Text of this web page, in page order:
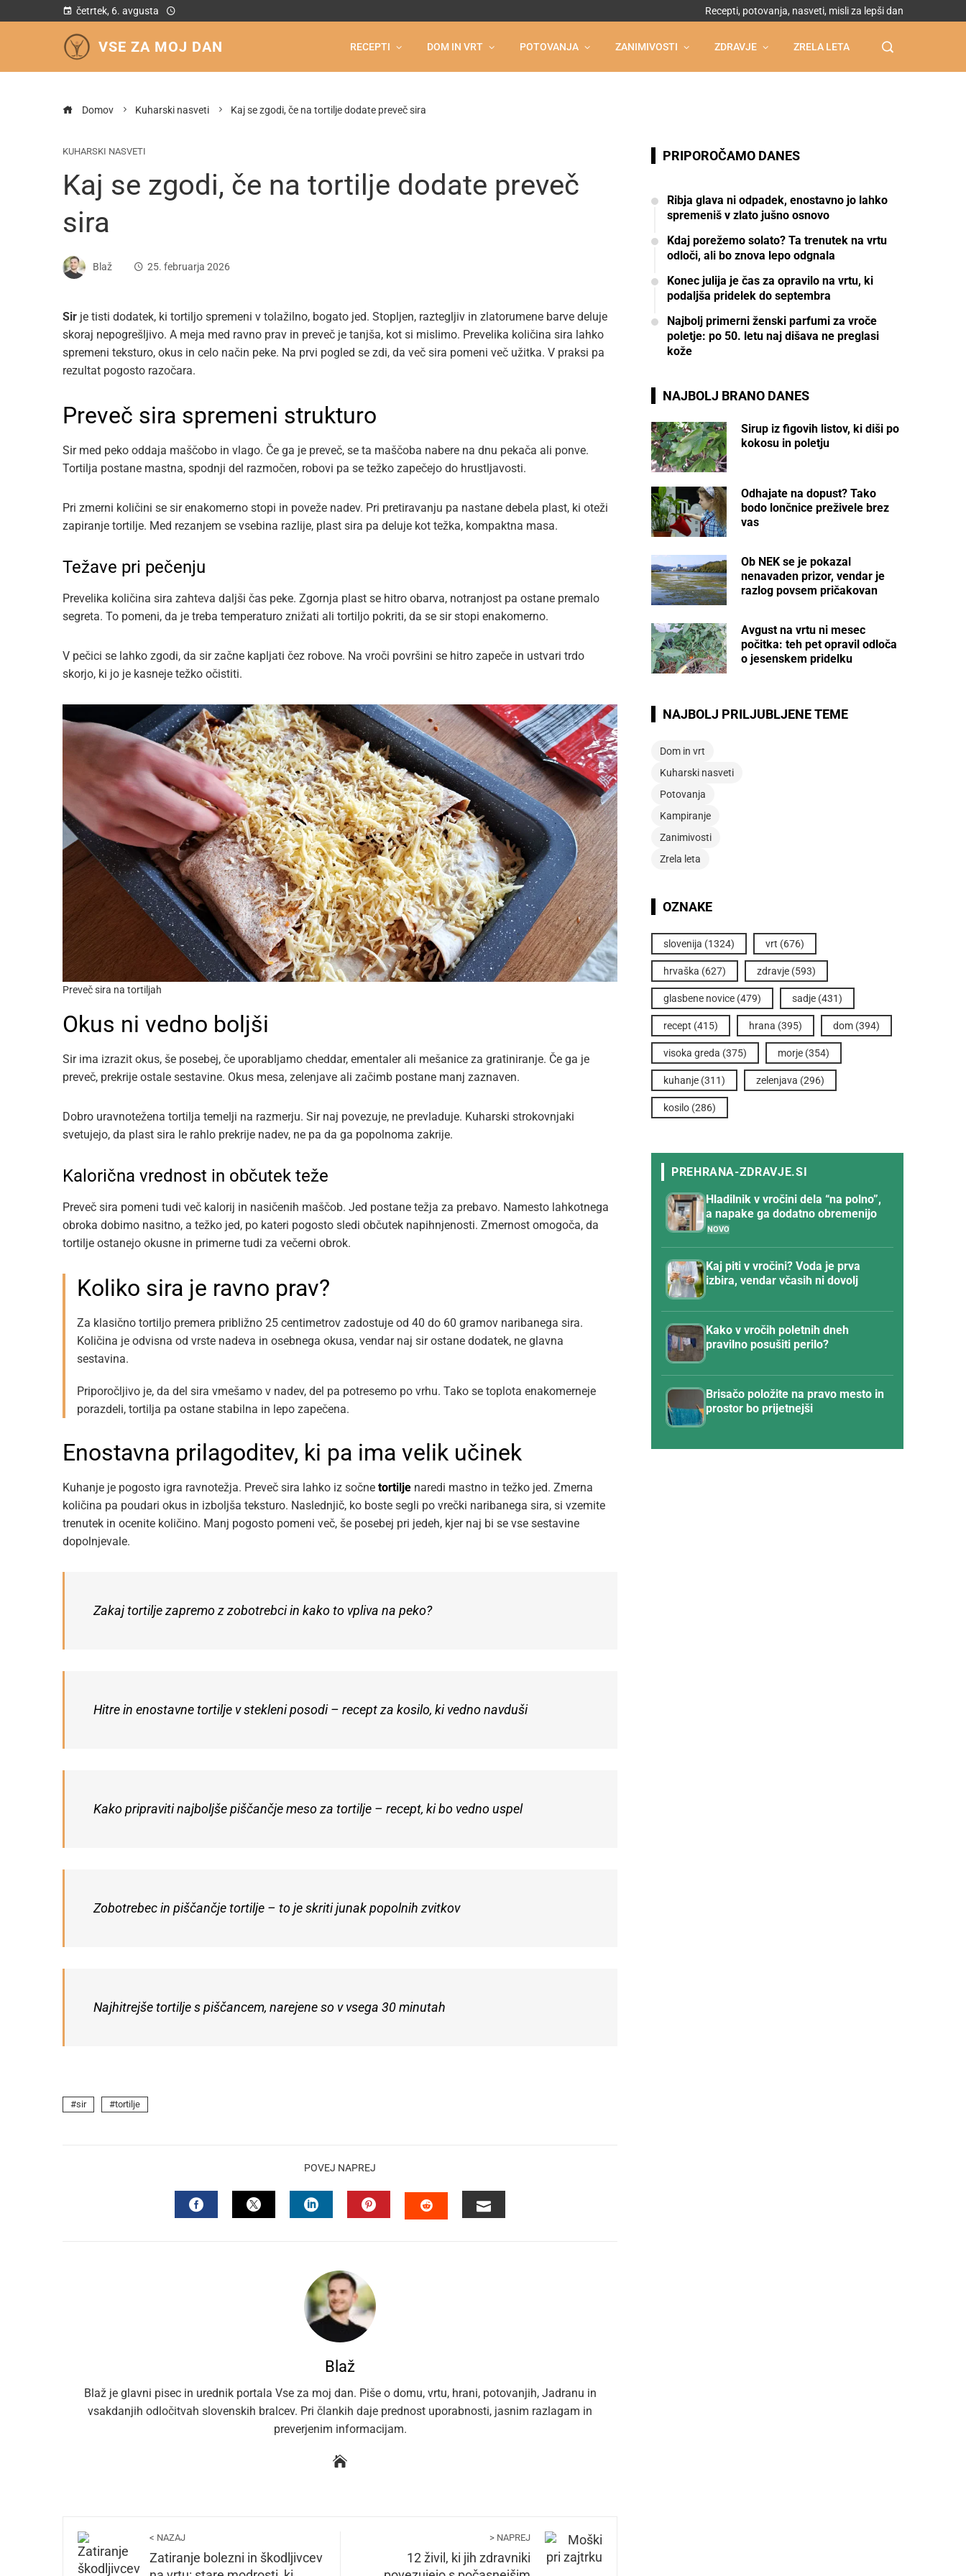
četrtek, 6. avgusta Recepti, potovanja, nasveti, misli za lepši dan
VSE ZA MOJ DAN RECEPTI DOM IN VRT POTOVANJA ZANIMIVOSTI ZDRAVJE ZRELA LETA
Domov Kuharski nasveti Kaj se zgodi, če na tortilje dodate preveč sira
KUHARSKI NASVETI
Kaj se zgodi, če na tortilje dodate preveč
sira
Blaž 25. februarja 2026
Sir je tisti dodatek, ki tortiljo spremeni v tolažilno, bogato jed. Stopljen, raztegljiv in zlatorumene barve deluje
skoraj nepogrešljivo. A meja med ravno prav in preveč je tanjša, kot si mislimo. Prevelika količina sira lahko
spremeni teksturo, okus in celo način peke. Na prvi pogled se zdi, da več sira pomeni več užitka. V praksi pa
rezultat pogosto razočara.
Preveč sira spremeni strukturo
Sir med peko oddaja maščobo in vlago. Če ga je preveč, se ta maščoba nabere na dnu pekača ali ponve.
Tortilja postane mastna, spodnji del razmočen, robovi pa se težko zapečejo do hrustljavosti.
Pri zmerni količini se sir enakomerno stopi in poveže nadev. Pri pretiravanju pa nastane debela plast, ki oteži
zapiranje tortilje. Med rezanjem se vsebina razlije, plast sira pa deluje kot težka, kompaktna masa.
Težave pri pečenju
Prevelika količina sira zahteva daljši čas peke. Zgornja plast se hitro obarva, notranjost pa ostane premalo
segreta. To pomeni, da je treba temperaturo znižati ali tortiljo pokriti, da se sir stopi enakomerno.
V pečici se lahko zgodi, da sir začne kapljati čez robove. Na vroči površini se hitro zapeče in ustvari trdo
skorjo, ki jo je kasneje težko očistiti.
Preveč sira na tortiljah
Okus ni vedno boljši
Sir ima izrazit okus, še posebej, če uporabljamo cheddar, ementaler ali mešanice za gratiniranje. Če ga je
preveč, prekrije ostale sestavine. Okus mesa, zelenjave ali začimb postane manj zaznaven.
Dobro uravnotežena tortilja temelji na razmerju. Sir naj povezuje, ne prevladuje. Kuharski strokovnjaki
svetujejo, da plast sira le rahlo prekrije nadev, ne pa da ga popolnoma zakrije.
Kalorična vrednost in občutek teže
Preveč sira pomeni tudi več kalorij in nasičenih maščob. Jed postane težja za prebavo. Namesto lahkotnega
obroka dobimo nasitno, a težko jed, po kateri pogosto sledi občutek napihnjenosti. Zmernost omogoča, da
tortilje ostanejo okusne in primerne tudi za večerni obrok.
Koliko sira je ravno prav?
Za klasično tortiljo premera približno 25 centimetrov zadostuje od 40 do 60 gramov naribanega sira.
Količina je odvisna od vrste nadeva in osebnega okusa, vendar naj sir ostane dodatek, ne glavna
sestavina.
Priporočljivo je, da del sira vmešamo v nadev, del pa potresemo po vrhu. Tako se toplota enakomerneje
porazdeli, tortilja pa ostane stabilna in lepo zapečena.
Enostavna prilagoditev, ki pa ima velik učinek
Kuhanje je pogosto igra ravnotežja. Preveč sira lahko iz sočne tortilje naredi mastno in težko jed. Zmerna
količina pa poudari okus in izboljša teksturo. Naslednjič, ko boste segli po vrečki naribanega sira, si vzemite
trenutek in ocenite količino. Manj pogosto pomeni več, še posebej pri jedeh, kjer naj bi se vse sestavine
dopolnjevale.
Zakaj tortilje zapremo z zobotrebci in kako to vpliva na peko?
Hitre in enostavne tortilje v stekleni posodi – recept za kosilo, ki vedno navduši
Kako pripraviti najboljše piščančje meso za tortilje – recept, ki bo vedno uspel
Zobotrebec in piščančje tortilje – to je skriti junak popolnih zvitkov
Najhitrejše tortilje s piščancem, narejene so v vsega 30 minutah
sir tortilje
POVEJ NAPREJ
Blaž
Blaž je glavni pisec in urednik portala Vse za moj dan. Piše o domu, vrtu, hrani, potovanjih, Jadranu in
vsakdanjih odločitvah slovenskih bralcev. Pri člankih daje prednost uporabnosti, jasnim razlagam in
preverjenim informacijam.
< NAZAJ
Zatiranje bolezni in škodljivcev
> NAPREJ
12 živil, ki jih zdravniki
PRIPOROČAMO DANES
Ribja glava ni odpadek, enostavno jo lahko
spremeniš v zlato jušno osnovo
Kdaj porežemo solato? Ta trenutek na vrtu
odloči, ali bo znova lepo odgnala
Konec julija je čas za opravilo na vrtu, ki
podaljša pridelek do septembra
Najbolj primerni ženski parfumi za vroče
poletje: po 50. letu naj dišava ne preglasi
kože
NAJBOLJ BRANO DANES
Sirup iz figovih listov, ki diši po
kokosu in poletju
Odhajate na dopust? Tako
bodo lončnice preživele brez
vas
Ob NEK se je pokazal
nenavaden prizor, vendar je
razlog povsem pričakovan
Avgust na vrtu ni mesec
počitka: teh pet opravil odloča
o jesenskem pridelku
NAJBOLJ PRILJUBLJENE TEME
Dom in vrt
Kuharski nasveti
Potovanja
Kampiranje
Zanimivosti
Zrela leta
OZNAKE
slovenija (1324) vrt (676)
hrvaška (627) zdravje (593)
glasbene novice (479) sadje (431)
recept (415) hrana (395) dom (394)
visoka greda (375) morje (354)
kuhanje (311) zelenjava (296)
kosilo (286)
Hladilnik v vročini dela “na polno”,
a napake ga dodatno obremenijo
Kaj piti v vročini? Voda je prva
izbira, vendar včasih ni dovolj
Kako v vročih poletnih dneh
pravilno posušiti perilo?
Brisačo položite na pravo mesto in
prostor bo prijetnejši